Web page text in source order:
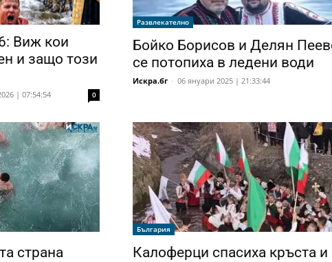
Виж кои
и защо този
| 07:54:54 0
Развлекателно
Бойко Борисов и Делян
се потопиха в ледени води
Искра.бг - 06 януари 2025 | 21:33:44
страна
България
Калоферци спасиха кръста и